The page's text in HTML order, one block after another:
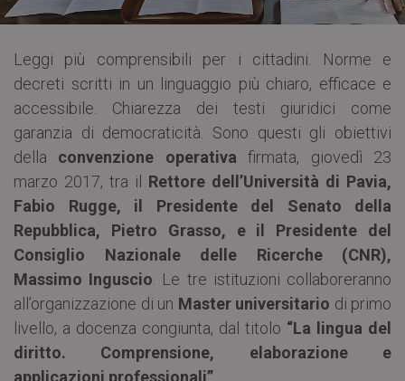
Leggi più comprensibili per i cittadini. Norme e
decreti scritti in un linguaggio più chiaro, efficace e
accessibile. Chiarezza dei testi giuridici come
garanzia di democraticità. Sono questi gli obiettivi
della convenzione operativa firmata, giovedì 23
marzo 2017, tra il Rettore dell’Università di Pavia,
Fabio Rugge, il Presidente del Senato della
Repubblica, Pietro Grasso, e il Presidente del
Consiglio Nazionale delle Ricerche (CNR),
Massimo Inguscio. Le tre istituzioni collaboreranno
all’organizzazione di un Master universitario di primo
livello, a docenza congiunta, dal titolo “La lingua del
diritto. Comprensione, elaborazione e